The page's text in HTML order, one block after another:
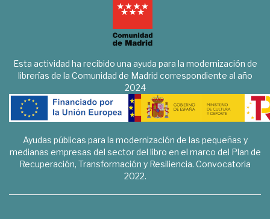
Esta actividad ha recibido una ayuda para la modernización de
librerías de la Comunidad de Madrid correspondiente al año
2024
Ayudas públicas para la modernización de las pequeñas y
medianas empresas del sector del libro en el marco del Plan de
Recuperación, Transformación y Resiliencia. Convocatoria
2022.